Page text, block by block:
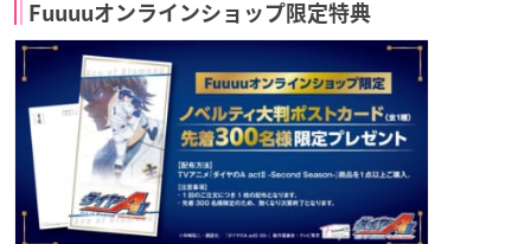
Fuuuuオンラインショップ限定特典